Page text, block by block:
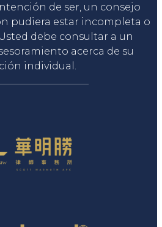
de ser, un consejo
pudiera estar incompleta o
debe consultar a un
acerca de su
individual.